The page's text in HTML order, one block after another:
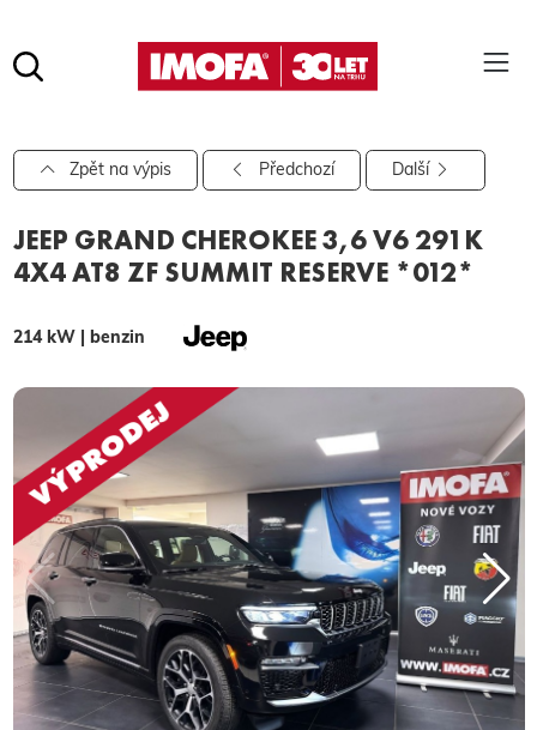
hledat
Pro vyhledávání zadejte alespoň 3 znaky.
Zpět na výpis Předchozí Další
JEEP GRAND CHEROKEE 3,6 V6 291K
4X4 AT8 ZF SUMMIT RESERVE *012*
214 kW | benzin